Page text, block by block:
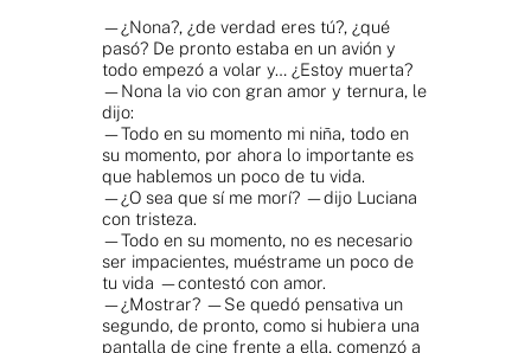
—¿Nona?, ¿de verdad eres tú?, ¿qué
pasó? De pronto estaba en un avión y
todo empezó a volar y… ¿Estoy muerta?
—Nona la vio con gran amor y ternura, le
dijo:
—Todo en su momento mi niña, todo en
su momento, por ahora lo importante es
que hablemos un poco de tu vida.
—¿O sea que sí me morí? —dijo Luciana
con tristeza.
—Todo en su momento, no es necesario
ser impacientes, muéstrame un poco de
tu vida —contestó con amor.
—¿Mostrar? —Se quedó pensativa un
segundo, de pronto, como si hubiera una
pantalla de cine frente a ella, comenzó a